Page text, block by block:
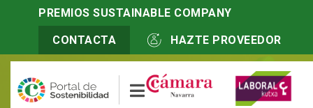
PREMIOS SUSTAINABLE COMPANY
CONTACTA HAZTE PROVEEDOR
>Actualidad>El consumo ético se dispara en pandemia: hasta el
55% considera relevante para su compra que las marcas sean
responsables